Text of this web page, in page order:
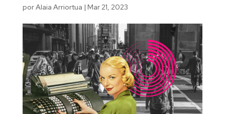
porAlaia Arriortua | Mar 21, 2023